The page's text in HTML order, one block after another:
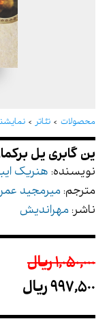
محصولات تئاتر
ین
نویسنده: هنریک
مترجم: میرمجید
ناشر: مهراندیش
1,050,000 ريال
997,500 ريال